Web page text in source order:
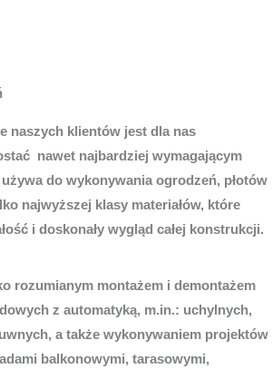
naszych klientów jest dla nas
nawet najbardziej wymagającym
do wykonywania ogrodzeń, płotów
najwyższej klasy materiałów, które
i doskonały wygląd całej konstrukcji.
rozumianym montażem i demontażem
z automatyką, m.in.: uchylnych,
a także wykonywaniem projektów
balkonowymi, tarasowymi,